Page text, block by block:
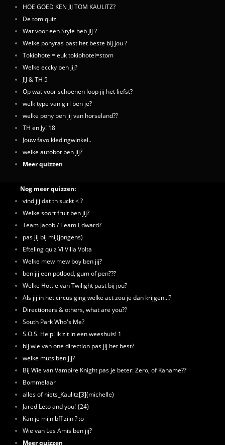
HOE GOED KEN JIJ TOM KAULITZ?
De tom quiz
Wat voor een Style heb jij ?
Welke ponyras past het beste bij jou ?
Tokiohotel=leuk tokiohotel=stom
Welke eccky ben jij?
J!J & TH 5
Op wat voor schoenen loop jij het liefst?
welk type van girl ben je?
welke pony ben jij van horseland??
TH en Jy! 18
Jouw favo kledingwinkel..
welke autobot ben jij?
Meer quizzen
Nog meer quizzen:
vind jij dat th suckt < ?
Welke soort fruit ben jij?
Team Jacob / Team Edward?
pas jij bij mij(jongens)
Efteling quiz VI Villa Volta
Welke mew mew boy ben jij?
ben jij een potlood, gum of pen???
Welke Hottie van Twilight past bij jou?
Als jij in het circus ging welke act zou je dan krijgen..!?
Directioners & others, what are you??
South Park Who's Me?
S.O.S. Help! Ik zit in een weeshuis! 1
bij wie van one direction pas jij het best?
welke muts ben jij?
Bij Wie van Vampire Knight pas je beter: Zero, of Kaname??
Bommelaar
alles of niets_Kaulitz[3](michelle)
Jared Leto and you! {24}
Kan je mijn bff zijn ? :o
Wie van Les Amis ben jij?
Meer quizzen